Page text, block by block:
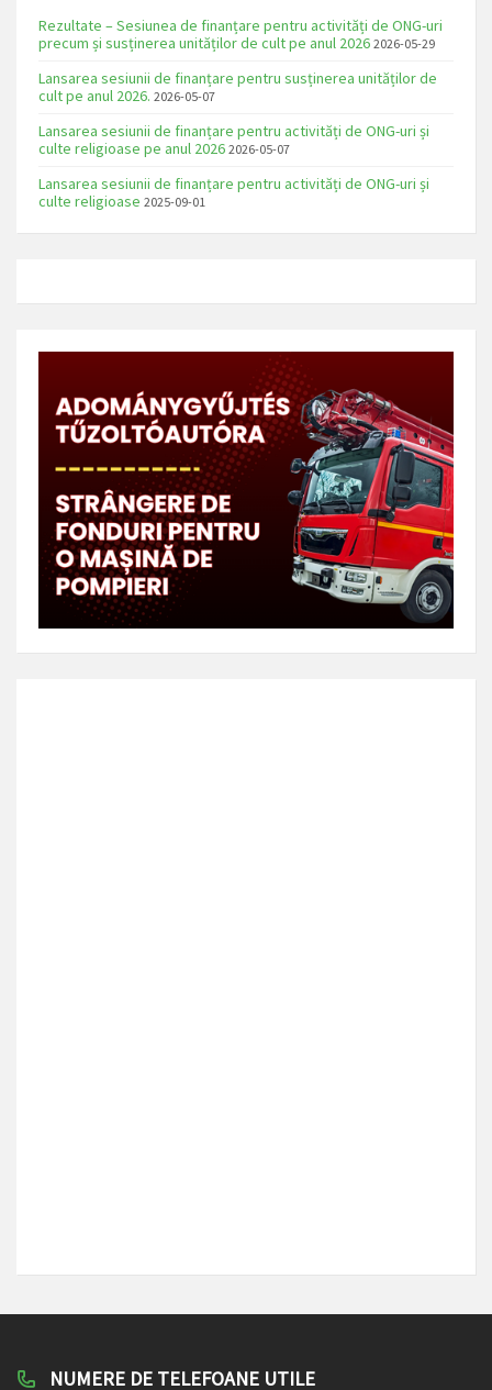
Rezultate – Sesiunea de finanțare pentru activități de ONG-uri
precum și susținerea unităților de cult pe anul 2026 2026-05-29
Lansarea sesiunii de finanțare pentru susținerea unităților de
cult pe anul 2026. 2026-05-07
Lansarea sesiunii de finanțare pentru activități de ONG-uri și
culte religioase pe anul 2026 2026-05-07
Lansarea sesiunii de finanțare pentru activități de ONG-uri și
culte religioase 2025-09-01
NUMERE DE TELEFOANE UTILE